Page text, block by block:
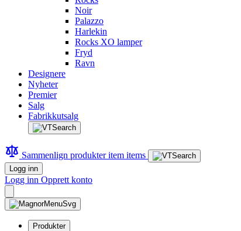
Noir
Palazzo
Harlekin
Rocks XO lamper
Fryd
Ravn
Designere
Nyheter
Premier
Salg
Fabrikkutsalg
Sammenlign produkteritem items
Logg inn
Logg inn Opprett konto
Produkter